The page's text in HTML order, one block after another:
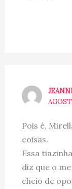
Pois é,
coisas.
Essa
diz que o
cheio de